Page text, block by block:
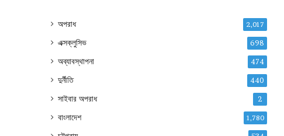
অপরাধ 2,017
এক্সক্লুসিভ 698
অব্যাবস্থাপনা 474
দুর্নীতি 440
সাইবার অপরাধ 2
বাংলাদেশ 1,780